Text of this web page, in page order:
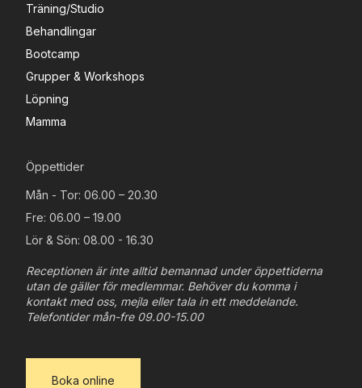
Träning/Studio
Behandlingar
Bootcamp
Grupper & Workshops
Löpning
Mamma
Öppettider
Mån - Tor: 06.00 – 20.30
Fre: 06.00 – 19.00
Lör & Sön: 08.00 - 16.30
Receptionen är inte alltid bemannad under öppettiderna
utan de gäller för medlemmar. Behöver du komma i
kontakt med oss, mejla eller tala in ett meddelande.
Telefontider mån-fre 09.00-15.00
Boka online